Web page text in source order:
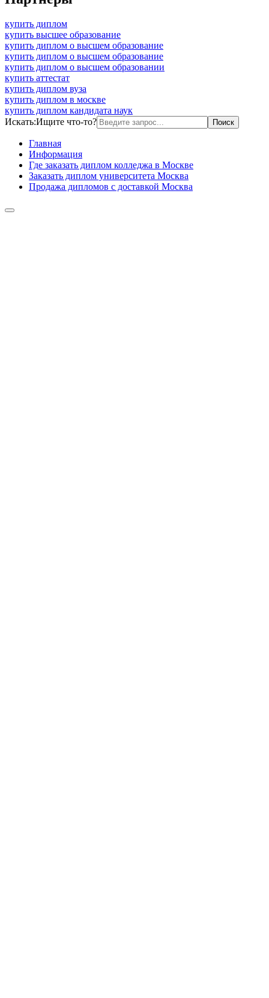
купить диплом
купить высшее образование
купить диплом о высшем образование
купить диплом о высшем образование
купить диплом о высшем образовании
купить аттестат
купить диплом вуза
купить диплом в москве
купить диплом кандидата наук
Искать:Ищите что-то?
Главная
Информация
Где заказать диплом колледжа в Москве
Заказать диплом университета Москва
Продажа дипломов с доставкой Москва